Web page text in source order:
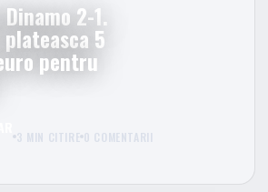
2-1.
plateasca 5
pentru
3 MIN CITIRE 0 COMENTARII